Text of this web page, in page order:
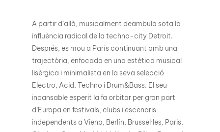
A partir d’allà, musicalment deambula sota la
influència radical de la techno-city Detroit.
Després, es mou a París continuant amb una
trajectòria, enfocada en una estètica musical
lisèrgica i minimalista en la seva selecció
Electro, Acid, Techno i Drum&Bass. El seu
incansable esperit la fa orbitar per gran part
d’Europa en festivals, clubs i escenaris
independents a Viena, Berlín, Brussel·les, Paris,